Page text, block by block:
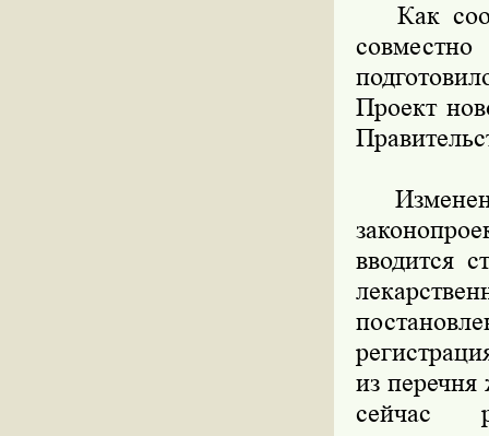
Как
Проект
вводится
из
сейчас